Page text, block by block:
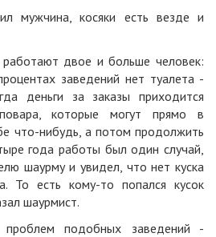
мужчина, косяки есть везде и
двое и больше человек:
заведений нет туалета -
деньги за заказы приходится
которые могут прямо в
что-нибудь, а потом продолжить
года работы был один случай,
шаурму и увидел, что нет куска
То есть кому-то попался кусок
шаурмист.
подобных заведений -